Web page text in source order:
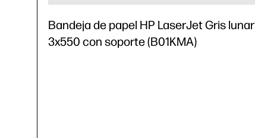
Bandeja de papel HP LaserJet Gris lunar
3x550 con soporte (B01KMA)